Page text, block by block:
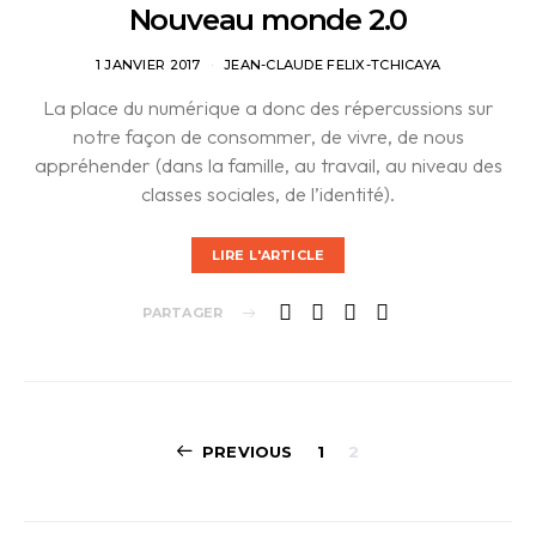
Nouveau monde 2.0
1 JANVIER 2017 JEAN-CLAUDE FELIX-TCHICAYA
La place du numérique a donc des répercussions sur
notre façon de consommer, de vivre, de nous
appréhender (dans la famille, au travail, au niveau des
classes sociales, de l’identité).
LIRE L'ARTICLE
PARTAGER
Pagination
PREVIOUS 1 2